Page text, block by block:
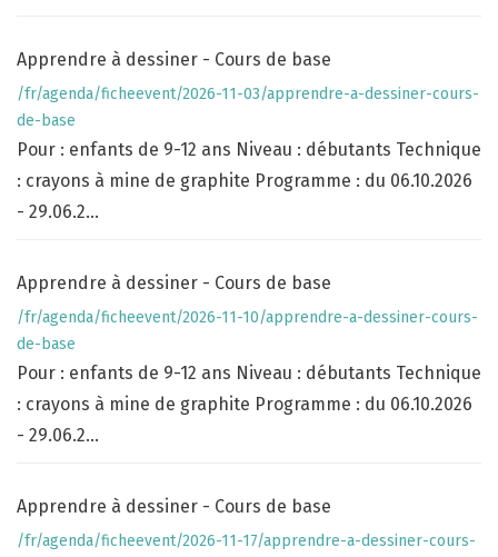
Apprendre à dessiner - Cours de base
/fr/agenda/ficheevent/2026-11-03/apprendre-a-dessiner-cours-
de-base
Pour : enfants de 9-12 ans Niveau : débutants Technique
: crayons à mine de graphite Programme : du 06.10.2026
- 29.06.2...
Apprendre à dessiner - Cours de base
/fr/agenda/ficheevent/2026-11-10/apprendre-a-dessiner-cours-
de-base
Pour : enfants de 9-12 ans Niveau : débutants Technique
: crayons à mine de graphite Programme : du 06.10.2026
- 29.06.2...
Apprendre à dessiner - Cours de base
/fr/agenda/ficheevent/2026-11-17/apprendre-a-dessiner-cours-